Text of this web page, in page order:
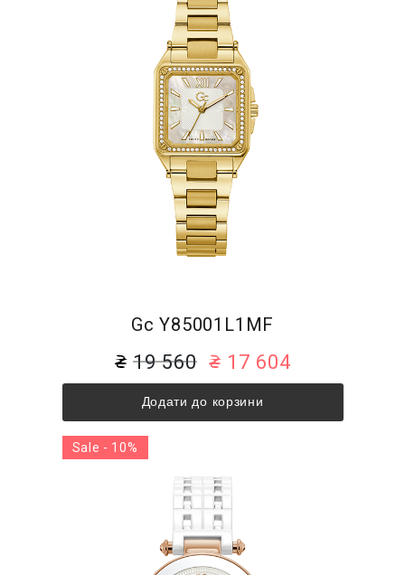
Gc Y85001L1MF
19 560 17 604
Додати до корзини
Sale - 10%